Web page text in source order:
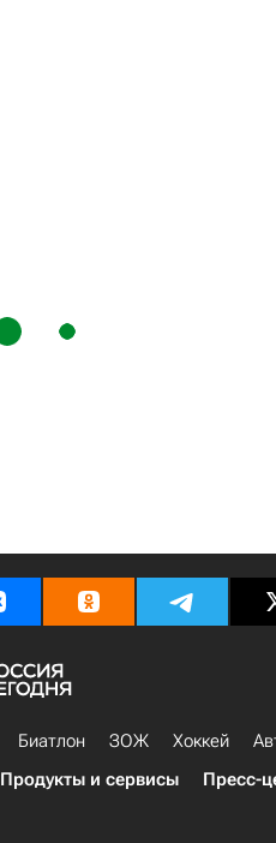
Биатлон ЗОЖ Хоккей
Продукты и сервисы Пресс-